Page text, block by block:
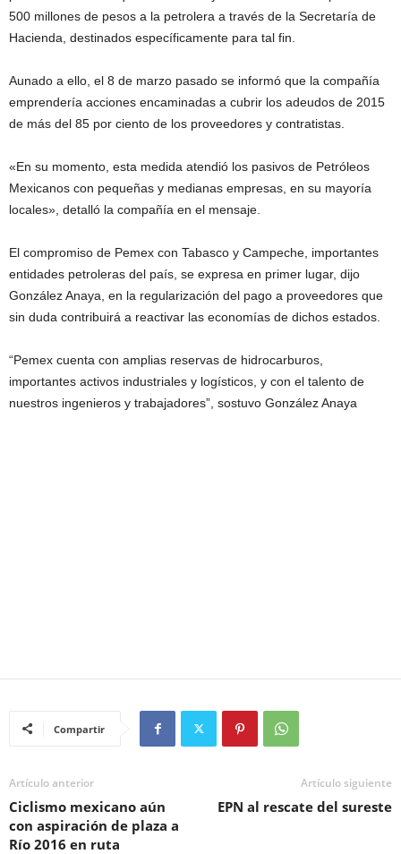
500 millones de pesos a la petrolera a través de la Secretaría de
Hacienda, destinados específicamente para tal fin.
Aunado a ello, el 8 de marzo pasado se informó que la compañía
emprendería acciones encaminadas a cubrir los adeudos de 2015
de más del 85 por ciento de los proveedores y contratistas.
«En su momento, esta medida atendió los pasivos de Petróleos
Mexicanos con pequeñas y medianas empresas, en su mayoría
locales», detalló la compañía en el mensaje.
El compromiso de Pemex con Tabasco y Campeche, importantes
entidades petroleras del país, se expresa en primer lugar, dijo
González Anaya, en la regularización del pago a proveedores que
sin duda contribuirá a reactivar las economías de dichos estados.
“Pemex cuenta con amplias reservas de hidrocarburos,
importantes activos industriales y logísticos, y con el talento de
nuestros ingenieros y trabajadores”, sostuvo González Anaya
Compartir
Artículo anterior
Ciclismo mexicano aún
con aspiración de plaza a
Río 2016 en ruta
Artículo siguiente
EPN al rescate del sureste